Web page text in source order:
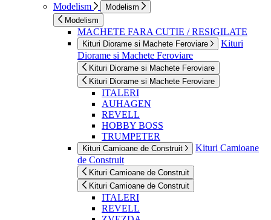
Modelism
Modelism
Modelism
MACHETE FARA CUTIE / RESIGILATE
Kituri Diorame si Machete Feroviare
Kituri
Diorame si Machete Feroviare
Kituri Diorame si Machete Feroviare
Kituri Diorame si Machete Feroviare
ITALERI
AUHAGEN
REVELL
HOBBY BOSS
TRUMPETER
Kituri Camioane de Construit
Kituri Camioane
de Construit
Kituri Camioane de Construit
Kituri Camioane de Construit
ITALERI
REVELL